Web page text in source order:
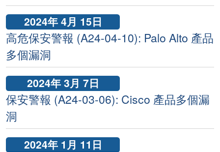
2024年 4月 15日
高危保安警報 (A24-04-10): Palo Alto 產品
多個漏洞
2024年 3月 7日
保安警報 (A24-03-06): Cisco 產品多個漏
洞
2024年 1月 11日